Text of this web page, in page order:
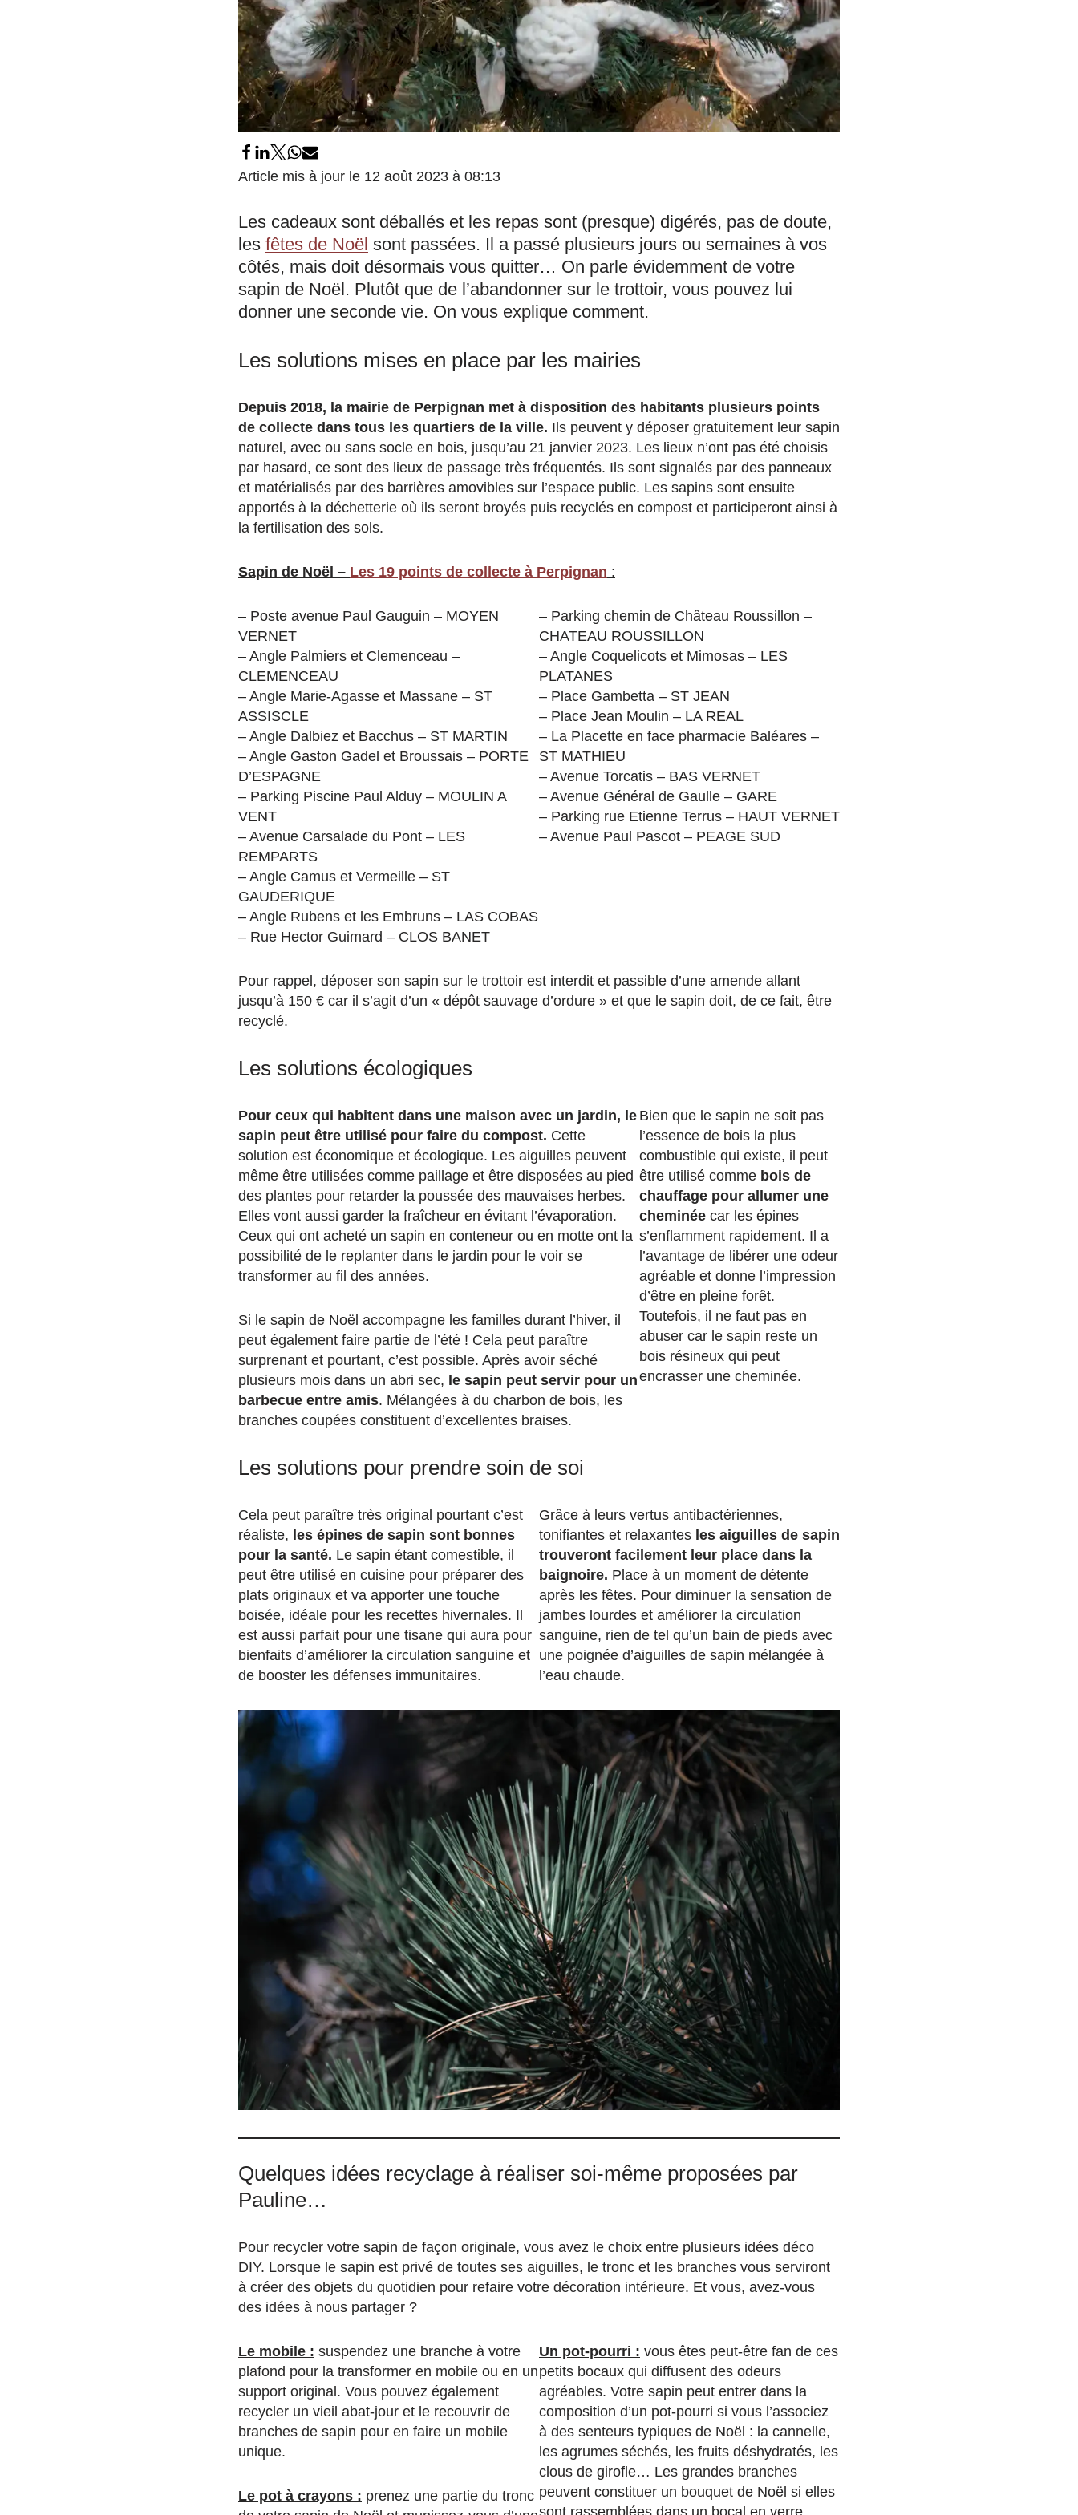
Article mis à jour le 12 août 2023 à 08:13
Les cadeaux sont déballés et les repas sont (presque) digérés, pas de doute,
les fêtes de Noël sont passées. Il a passé plusieurs jours ou semaines à vos
côtés, mais doit désormais vous quitter… On parle évidemment de votre
sapin de Noël. Plutôt que de l’abandonner sur le trottoir, vous pouvez lui
donner une seconde vie. On vous explique comment.
Les solutions mises en place par les mairies
Depuis 2018, la mairie de Perpignan met à disposition des habitants plusieurs points
de collecte dans tous les quartiers de la ville. Ils peuvent y déposer gratuitement leur sapin
naturel, avec ou sans socle en bois, jusqu’au 21 janvier 2023. Les lieux n’ont pas été choisis
par hasard, ce sont des lieux de passage très fréquentés. Ils sont signalés par des panneaux
et matérialisés par des barrières amovibles sur l’espace public. Les sapins sont ensuite
apportés à la déchetterie où ils seront broyés puis recyclés en compost et participeront ainsi à
la fertilisation des sols.
Sapin de Noël – Les 19 points de collecte à Perpignan :
– Poste avenue Paul Gauguin – MOYEN
VERNET
– Angle Palmiers et Clemenceau –
CLEMENCEAU
– Angle Marie-Agasse et Massane – ST
ASSISCLE
– Angle Dalbiez et Bacchus – ST MARTIN
– Angle Gaston Gadel et Broussais – PORTE
D’ESPAGNE
– Parking Piscine Paul Alduy – MOULIN A
VENT
– Avenue Carsalade du Pont – LES
REMPARTS
– Angle Camus et Vermeille – ST
GAUDERIQUE
– Angle Rubens et les Embruns – LAS COBAS
– Rue Hector Guimard – CLOS BANET
– Parking chemin de Château Roussillon –
CHATEAU ROUSSILLON
– Angle Coquelicots et Mimosas – LES
PLATANES
– Place Gambetta – ST JEAN
– Place Jean Moulin – LA REAL
– La Placette en face pharmacie Baléares –
ST MATHIEU
– Avenue Torcatis – BAS VERNET
– Avenue Général de Gaulle – GARE
– Parking rue Etienne Terrus – HAUT VERNET
– Avenue Paul Pascot – PEAGE SUD
Pour rappel, déposer son sapin sur le trottoir est interdit et passible d’une amende allant
jusqu’à 150 € car il s’agit d’un « dépôt sauvage d’ordure » et que le sapin doit, de ce fait, être
recyclé.
Les solutions écologiques
Pour ceux qui habitent dans une maison avec un jardin, le
sapin peut être utilisé pour faire du compost. Cette
solution est économique et écologique. Les aiguilles peuvent
même être utilisées comme paillage et être disposées au pied
des plantes pour retarder la poussée des mauvaises herbes.
Elles vont aussi garder la fraîcheur en évitant l’évaporation.
Ceux qui ont acheté un sapin en conteneur ou en motte ont la
possibilité de le replanter dans le jardin pour le voir se
transformer au fil des années.
Si le sapin de Noël accompagne les familles durant l’hiver, il
peut également faire partie de l’été ! Cela peut paraître
surprenant et pourtant, c’est possible. Après avoir séché
plusieurs mois dans un abri sec, le sapin peut servir pour un
barbecue entre amis. Mélangées à du charbon de bois, les
branches coupées constituent d’excellentes braises.
Bien que le sapin ne soit pas
l’essence de bois la plus
combustible qui existe, il peut
être utilisé comme bois de
chauffage pour allumer une
cheminéecar les épines
s’enflamment rapidement. Il a
l’avantage de libérer une odeur
agréable et donne l’impression
d’être en pleine forêt.
Toutefois, il ne faut pas en
abuser car le sapin reste un
bois résineux qui peut
encrasser une cheminée.
Les solutions pour prendre soin de soi
Cela peut paraître très original pourtant c’est
réaliste, les épines de sapin sont bonnes
pour la santé. Le sapin étant comestible, il
peut être utilisé en cuisine pour préparer des
plats originaux et va apporter une touche
boisée, idéale pour les recettes hivernales. Il
est aussi parfait pour une tisane qui aura pour
bienfaits d’améliorer la circulation sanguine et
de booster les défenses immunitaires.
Grâce à leurs vertus antibactériennes,
tonifiantes et relaxantes les aiguilles de sapin
trouveront facilement leur place dans la
baignoire. Place à un moment de détente
après les fêtes. Pour diminuer la sensation de
jambes lourdes et améliorer la circulation
sanguine, rien de tel qu’un bain de pieds avec
une poignée d’aiguilles de sapin mélangée à
l’eau chaude.
Quelques idées recyclage à réaliser soi-même proposées par
Pauline…
Pour recycler votre sapin de façon originale, vous avez le choix entre plusieurs idées déco
DIY. Lorsque le sapin est privé de toutes ses aiguilles, le tronc et les branches vous serviront
à créer des objets du quotidien pour refaire votre décoration intérieure. Et vous, avez-vous
des idées à nous partager ?
Le mobile : suspendez une branche à votre
plafond pour la transformer en mobile ou en un
support original. Vous pouvez également
recycler un vieil abat-jour et le recouvrir de
branches de sapin pour en faire un mobile
unique.
Le pot à crayons : prenez une partie du tronc
Un pot-pourri : vous êtes peut-être fan de ces
petits bocaux qui diffusent des odeurs
agréables. Votre sapin peut entrer dans la
composition d’un pot-pourri si vous l’associez
à des senteurs typiques de Noël : la cannelle,
les agrumes séchés, les fruits déshydratés, les
clous de girofle… Les grandes branches
peuvent constituer un bouquet de Noël si elles